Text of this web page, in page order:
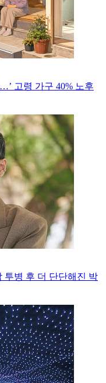
고령 가구 40% 노후
투병 후 더 단단해진 박